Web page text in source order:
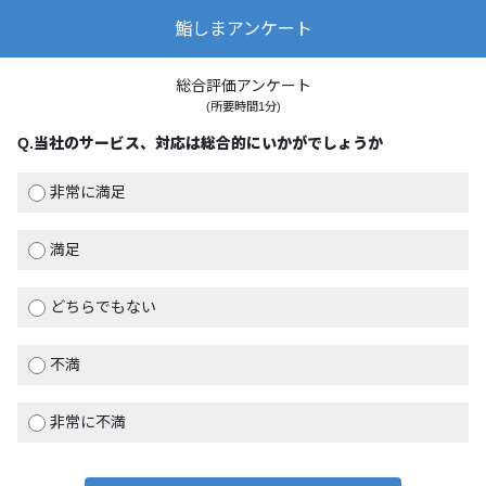
鮨しまアンケート
総合評価アンケート
(所要時間1分)
Q.当社のサービス、対応は総合的にいかがでしょうか
非常に満足
満足
どちらでもない
不満
非常に不満